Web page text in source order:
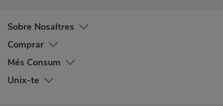
Sobre Nosaltres
Comprar
Més Consum
Unix-te